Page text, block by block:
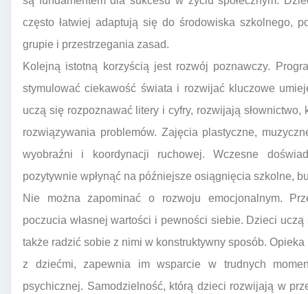
często łatwiej adaptują się do środowiska szkolnego,
grupie i przestrzegania zasad.
Kolejną istotną korzyścią jest rozwój poznawczy.
stymulować ciekawość świata i rozwijać kluczowe
uczą się rozpoznawać litery i cyfry, rozwijają
rozwiązywania problemów. Zajęcia plastyczne,
wyobraźni i koordynacji ruchowej. Wczesne
pozytywnie wpłynąć na późniejsze osiągnięcia szkolne,
Nie można zapominać o rozwoju emocjonalnym.
poczucia własnej wartości i pewności siebie. Dzieci
także radzić sobie z nimi w konstruktywny sposób.
z dziećmi, zapewnia im wsparcie w trudnych
psychicznej. Samodzielność, którą dzieci rozwijają w